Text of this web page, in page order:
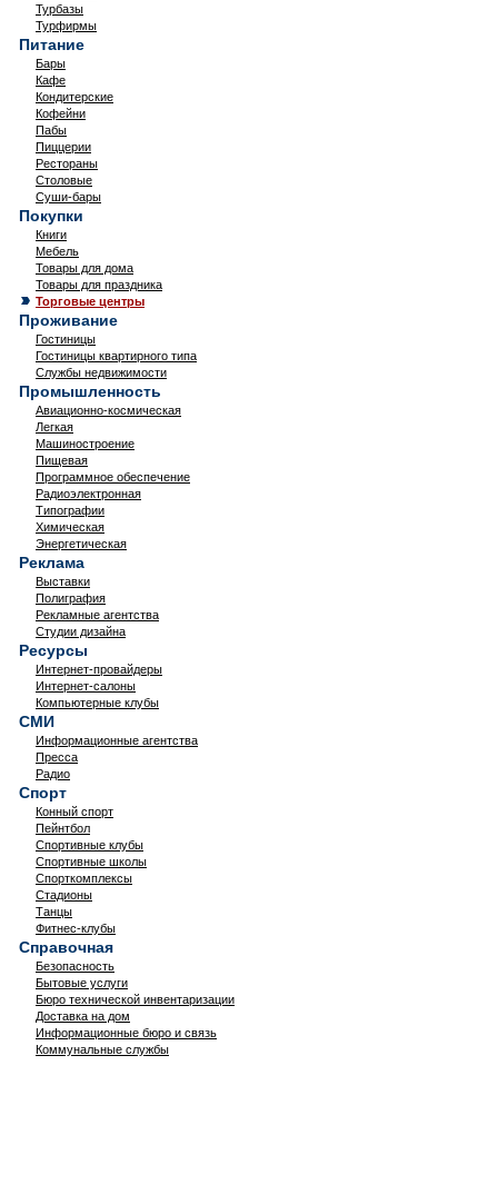
Турбазы
Турфирмы
Питание
Бары
Кафе
Кондитерские
Кофейни
Пабы
Пиццерии
Рестораны
Столовые
Суши-бары
Покупки
Книги
Мебель
Товары для дома
Товары для праздника
Торговые центры
Проживание
Гостиницы
Гостиницы квартирного типа
Службы недвижимости
Промышленность
Авиационно-космическая
Легкая
Машиностроение
Пищевая
Программное обеспечение
Радиоэлектронная
Типографии
Химическая
Энергетическая
Реклама
Выставки
Полиграфия
Рекламные агентства
Студии дизайна
Ресурсы
Интернет-провайдеры
Интернет-салоны
Компьютерные клубы
СМИ
Информационные агентства
Пресса
Радио
Спорт
Конный спорт
Пейнтбол
Спортивные клубы
Спортивные школы
Спорткомплексы
Стадионы
Танцы
Фитнес-клубы
Справочная
Безопасность
Бытовые услуги
Бюро технической инвентаризации
Доставка на дом
Информационные бюро и связь
Коммунальные службы